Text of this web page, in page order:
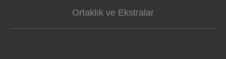
Ortaklık ve Ekstralar